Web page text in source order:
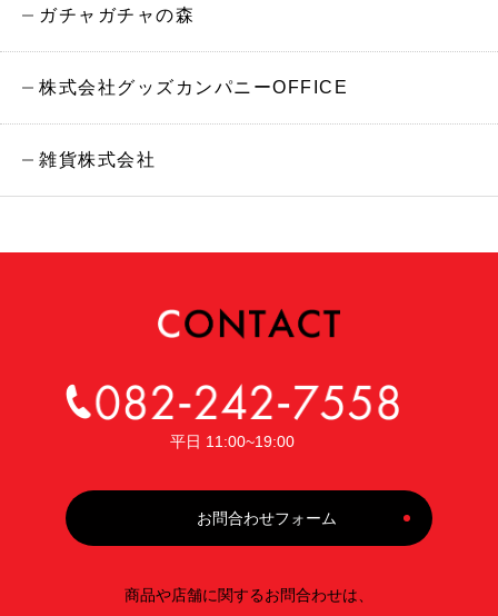
ガチャガチャの森
株式会社グッズカンパニーOFFICE
雑貨株式会社
平日 11:00~19:00
お問合わせフォーム
商品や店舗に関するお問合わせは、